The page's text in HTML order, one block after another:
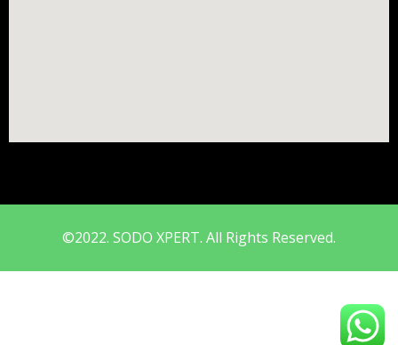
©2022. SODO XPERT. All Rights Reserved.